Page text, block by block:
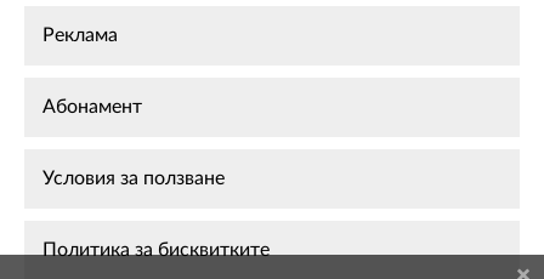
Реклама
Абонамент
Условия за ползване
Политика за бисквитките